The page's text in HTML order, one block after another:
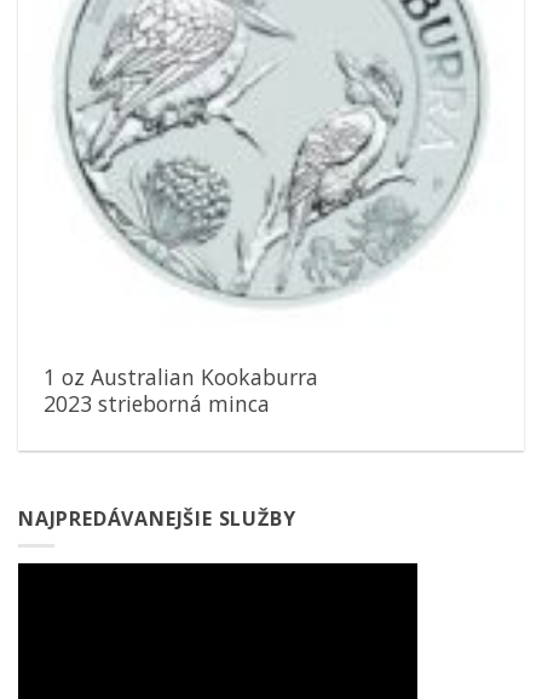
1 oz Australian Kookaburra
2023 strieborná minca
NAJPREDÁVANEJŠIE SLUŽBY